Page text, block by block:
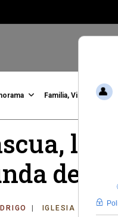
Familia, Vida, Identidad
de la
IGLESIA HOY